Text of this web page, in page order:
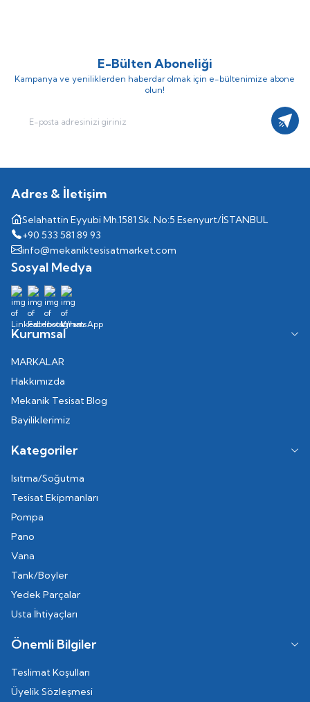
E-Bülten Aboneliği
Kampanya ve yeniliklerden haberdar olmak için e-bültenimize abone
olun!
Adres & İletişim
Selahattin Eyyubi Mh.1581 Sk. No:5 Esenyurt/İSTANBUL
+90 533 581 89 93
info@mekaniktesisatmarket.com
Sosyal Medya
Kurumsal
MARKALAR
Hakkımızda
Mekanik Tesisat Blog
Bayiliklerimiz
Kategoriler
Isıtma/Soğutma
Tesisat Ekipmanları
Pompa
Pano
Vana
Tank/Boyler
Yedek Parçalar
Usta İhtiyaçları
Önemli Bilgiler
Teslimat Koşulları
Üyelik Sözleşmesi